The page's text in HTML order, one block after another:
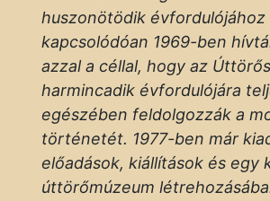
huszonötödik évfordulójához
kapcsolódóan 1969-ben
azzal a céllal, hogy az
harmincadik évfordulójára
egészében feldolgozzák a
történetét. 1977-ben már
előadások, kiállítások és egy
úttörőmúzeum